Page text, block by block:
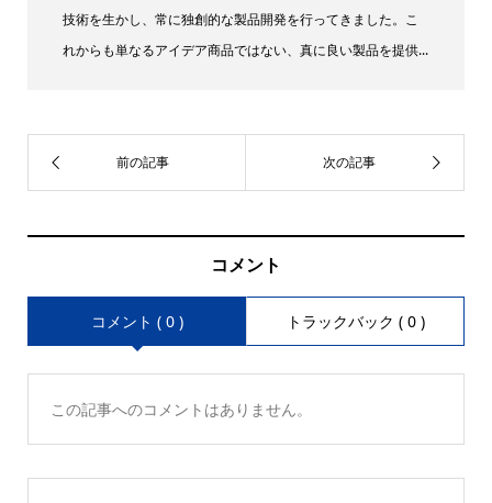
技術を生かし、常に独創的な製品開発を行ってきました。こ
れからも単なるアイデア商品ではない、真に良い製品を提供...
コメント
コメント ( 0 ) トラックバック ( 0 )
この記事へのコメントはありません。